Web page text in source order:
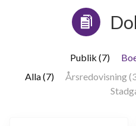
Publik (7)
Alla (7)
Årsredovisning